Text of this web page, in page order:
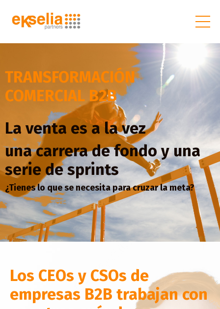
TRANSFORMACIÓN
COMERCIAL B2B
La venta es a la vez
una carrera de fondo y una
serie de sprints
¿Tienes lo que se necesita para cruzar la meta?
Los CEOs y CSOs de
empresas B2B trabajan con